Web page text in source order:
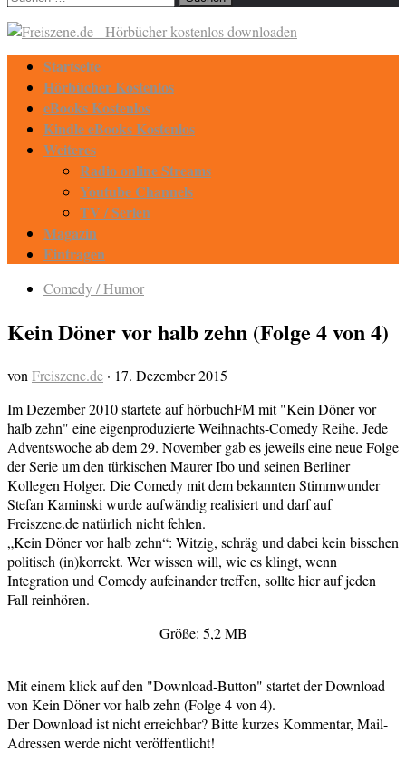
Startseite
Hörbücher Kostenlos
eBooks Kostenlos
Kindle eBooks Kostenlos
Weiteres
Radio online Streams
Youtube Channels
TV / Serien
Magazin
Eintragen
Comedy / Humor
Kein Döner vor halb zehn (Folge 4 von 4)
von Freiszene.de · 17. Dezember 2015
Im Dezember 2010 startete auf hörbuchFM mit "Kein Döner vor
halb zehn" eine eigenproduzierte Weihnachts-Comedy Reihe. Jede
Adventswoche ab dem 29. November gab es jeweils eine neue Folge
der Serie um den türkischen Maurer Ibo und seinen Berliner
Kollegen Holger. Die Comedy mit dem bekannten Stimmwunder
Stefan Kaminski wurde aufwändig realisiert und darf auf
Freiszene.de natürlich nicht fehlen.
„Kein Döner vor halb zehn“: Witzig, schräg und dabei kein bisschen
politisch (in)korrekt. Wer wissen will, wie es klingt, wenn
Integration und Comedy aufeinander treffen, sollte hier auf jeden
Fall reinhören.
Größe: 5,2 MB
Mit einem klick auf den "Download-Button" startet der Download
von Kein Döner vor halb zehn (Folge 4 von 4).
Der Download ist nicht erreichbar? Bitte kurzes Kommentar, Mail-
Adressen werde nicht veröffentlicht!